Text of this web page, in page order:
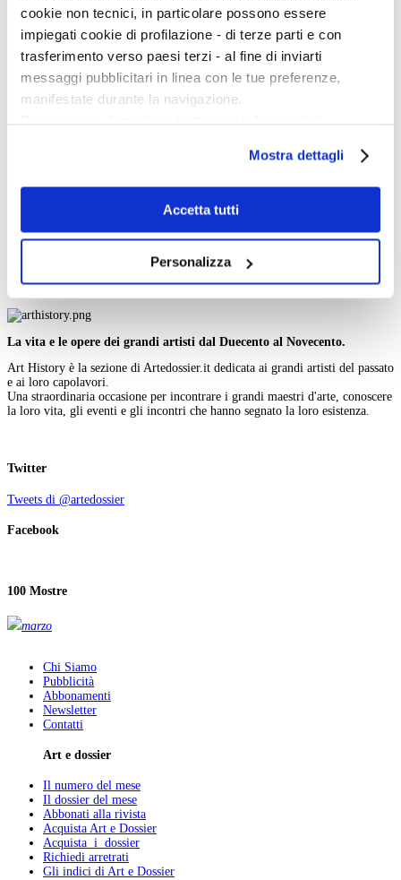
cookie non tecnici, in particolare possono essere
impiegati cookie di profilazione - di terze parti e con
trasferimento verso paesi terzi - al fine di inviarti
messaggi pubblicitari in linea con le tue preferenze,
manifestate durante la navigazione.
scelte privacy sui cookie, ti invitiamo a prendere visione
dell’informativa cookie.
Chiudendo il banner tramite la “X” prosegui la
navigazione senza alcuna profilazione e con installazione
il tuo consenso alla profilazione che potrai revocare in
Mostra dettagli
Accetta tutti
Personalizza
I
J
L
M
O
U
X
Cerca nell'iconografia
La vita e le opere dei grandi artisti dal Duecento al Novecento.
Art History è la sezione di Artedossier.it dedicata ai grandi artisti del passato
e ai loro capolavori.
Una straordinaria occasione per incontrare i grandi maestri d'arte, conoscere
la loro vita, gli eventi e gli incontri che hanno segnato la loro esistenza.
Twitter
Tweets di @artedossier
Facebook
100 Mostre
marzo
Chi Siamo
Pubblicità
Abbonamenti
Newsletter
Contatti
Art e dossier
Il numero del mese
Il dossier del mese
Abbonati alla rivista
Acquista Art e Dossier
Acquista i dossier
Richiedi arretrati
Gli indici di Art e Dossier